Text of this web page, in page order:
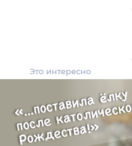
Это интересно